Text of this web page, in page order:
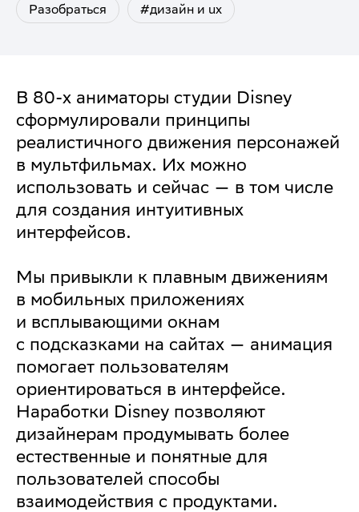
Разобраться #дизайн и ux
В 80-х аниматоры студии Disney
сформулировали принципы
реалистичного движения персонажей
в мультфильмах. Их можно
использовать и сейчас — в том числе
для создания интуитивных
интерфейсов.
Мы привыкли к плавным движениям
в мобильных приложениях
и всплывающими окнам
с подсказками на сайтах — анимация
помогает пользователям
ориентироваться в интерфейсе.
Наработки Disney позволяют
дизайнерам продумывать более
естественные и понятные для
пользователей способы
взаимодействия с продуктами.